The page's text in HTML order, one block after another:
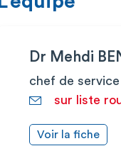
Dr Mehdi
chef de service
sur liste
Voir la fiche